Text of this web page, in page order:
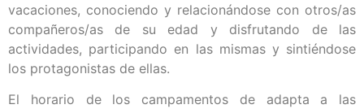
vacaciones, conociendo y relacionándose con otros/as
compañeros/as de su edad y disfrutando de las
actividades, participando en las mismas y sintiéndose
los protagonistas de ellas.
El horario de los campamentos de adapta a las